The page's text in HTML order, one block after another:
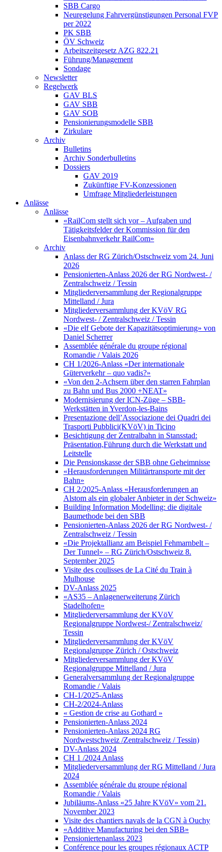
SBB Cargo
Neuregelung Fahrvergünstigungen Personal FVP
per 2022
PK SBB
ÖV Schweiz
Arbeitszeitgesetz AZG 822.21
Führung/Management
Sondage
Newsletter
Regelwerk
GAV BLS
GAV SBB
GAV SOB
Pensionierungsmodelle SBB
Zirkulare
Archiv
Bulletins
Archiv Sonderbulletins
Dossiers
GAV 2019
Zukünftige FV-Konzessionen
Umfrage Mitgliederleistungen
Anlässe
Anlässe
«RailCom stellt sich vor – Aufgaben und
Tätigkeitsfelder der Kommission für den
Eisenbahnverkehr RailCom»
Archiv
Anlass der RG Zürich/Ostschweiz vom 24. Juni
2026
Pensionierten-Anlass 2026 der RG Nordwest- /
Zentralschweiz / Tessin
Mitgliederversammlung der Regionalgruppe
Mittelland / Jura
Mitgliederversammlung der KVöV RG
Nordwest- / Zentralschweiz / Tessin
«Die elf Gebote der Kapazitätsoptimierung» von
Daniel Scherrer
Assemblée générale du groupe régional
Romandie / Valais 2026
CH 1/2026-Anlass «Der internationale
Güterverkehr – quo vadis?»
«Von den 2-Achsern über den starren Fahrplan
zu Bahn und Bus 2000 +NEAT»
Modernisierung der ICN-Züge – SBB-
Werkstätten in Yverdon-les-Bains
Presentazione dell’Associazione dei Quadri dei
Trasporti Pubblici(KVöV) in Ticino
Besichtigung der Zentralbahn in Stansstad:
Präsentation,Führung durch die Werkstatt und
Leitstelle
Die Pensionskasse der SBB ohne Geheimnisse
«Herausforderungen Militärtransporte mit der
Bahn»
CH 2/2025-Anlass «Herausforderungen an
Alstom als ein globaler Anbieter in der Schweiz»
Building Information Modelling: die digitale
Baumethode bei den SBB
Pensionierten-Anlass 2026 der RG Nordwest- /
Zentralschweiz / Tessin
«Die Projektallianz am Beispiel Fehmarnbelt –
Der Tunnel» – RG Zürich/Ostschweiz 8.
September 2025
Visite des coulisses de La Cité du Train à
Mulhouse
DV-Anlass 2025
«AS35 – Anlagenerweiterung Zürich
Stadelhofen»
Mitgliederversammlung der KVöV
Regionalgruppe Nordwest-/ Zentralschweiz/
Tessin
Mitgliederversammlung der KVöV
Regionalgruppe Zürich / Ostschweiz
Mitgliederversammlung der KVöV
Regionalgruppe Mittelland / Jura
Generalversammlung der Regionalgruppe
Romandie / Valais
CH-1/2025-Anlass
CH-2/2024-Anlass
« Gestion de crise au Gothard »
Pensionierten-Anlass 2024
Pensionierten-Anlass 2024 RG
Nordwestschweiz /Zentralschweiz / Tessin)
DV-Anlass 2024
CH 1 /2024 Anlass
Mitgliederversammlung der RG Mittelland / Jura
2024
Assemblée générale du groupe régional
Romandie / Valais
Jubiläums-Anlass «25 Jahre KVöV» vom 21.
November 2023
Visite des chantiers navals de la CGN à Ouchy
«Additive Manufacturing bei den SBB»
Pensioniertenanlass 2023
Conférence pour les groupes régionaux ACTP